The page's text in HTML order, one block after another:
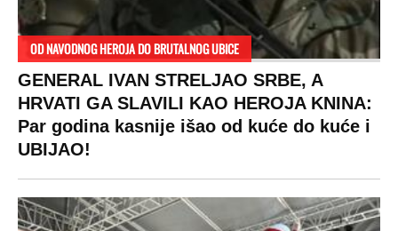
OD NAVODNOG HEROJA DO BRUTALNOG UBICE
GENERAL IVAN STRELJAO SRBE, A
HRVATI GA SLAVILI KAO HEROJA KNINA:
Par godina kasnije išao od kuće do kuće i
UBIJAO!